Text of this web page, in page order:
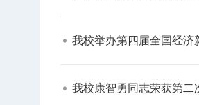
我校举办第四届全国经济
我校康智勇同志荣获第二